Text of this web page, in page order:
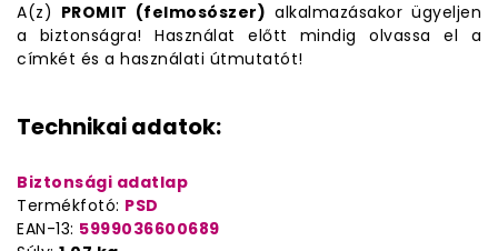
A(z) PROMIT (felmosószer) alkalmazásakor ügyeljen
a biztonságra! Használat előtt mindig olvassa el a
címkét és a használati útmutatót!
Technikai adatok:
Biztonsági adatlap
Termékfotó: PSD
EAN-13: 5999036600689